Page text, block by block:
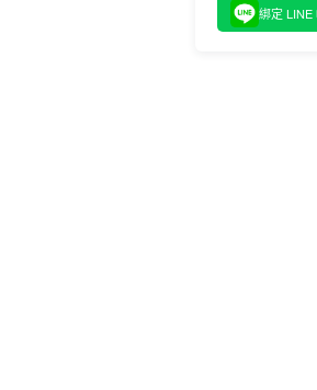
２．關於個人資料處理事宜，請瀏覽以下網址：
綁定 LINE